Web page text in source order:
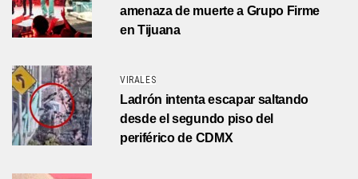
amenaza de muerte a Grupo Firme
en Tijuana
VIRALES
Ladrón intenta escapar saltando
desde el segundo piso del
periférico de CDMX